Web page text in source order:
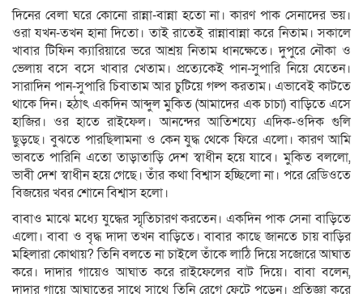
দিনের বেলা ঘরে কোনো রান্না-বান্না হতো না। কারণ পাক সেনাদের ভয়।
ওরা যখন-তখন হানা দিতো। তাই রাতেই রান্নাবান্না করে নিতাম। সকালে
খাবার টিফিন ক্যারিয়ারে ভরে আশ্রয় নিতাম ধানক্ষেতে। দুপুরে নৌকা ও
ভেলায় বসে বসে খাবার খেতাম। প্রত্যেকেই পান-সুপারি নিয়ে যেতেন।
সারাদিন পান-সুপারি চিবাতাম আর চুটিয়ে গল্প করতাম। এভাবেই কাটতে
থাকে দিন। হঠাৎ একদিন আব্দুল মুকিত (আমাদের এক চাচা) বাড়িতে এসে
হাজির। ওর হাতে রাইফেল। আনন্দের আতিশয্যে এদিক-ওদিক গুলি
ছুড়ছে। বুঝতে পারছিলামনা ও কেন যুদ্ধ থেকে ফিরে এলো। কারণ আমি
ভাবতে পারিনি এতো তাড়াতাড়ি দেশ স্বাধীন হয়ে যাবে। মুকিত বললো,
ভাবী দেশ স্বাধীন হয়ে গেছে। তাঁর কথা বিশ্বাস হচ্ছিলো না। পরে রেডিওতে
বিজয়ের খবর শোনে বিশ্বাস হলো।
বাবাও মাঝে মধ্যে যুদ্ধের স্মৃতিচারণ করতেন। একদিন পাক সেনা বাড়িতে
এলো। বাবা ও বৃদ্ধ দাদা তখন বাড়িতে। বাবার কাছে জানতে চায় বাড়ির
মহিলারা কোথায়? তিনি বলতে না চাইলে তাঁকে লাঠি দিয়ে সজোরে আঘাত
করে। দাদার গায়েও আঘাত করে রাইফেলের বাট দিয়ে। বাবা বলেন,
দাদার গায়ে আঘাতের সাথে সাথে তিনি রেগে ফেটে পড়েন। প্রতিজ্ঞা করে